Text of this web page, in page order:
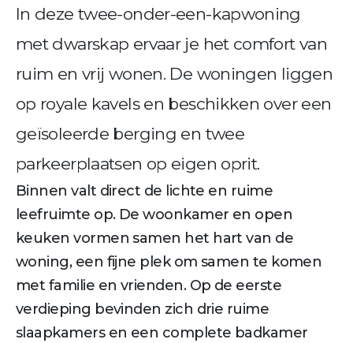
In deze twee-onder-een-kapwoning
met dwarskap ervaar je het comfort van
ruim en vrij wonen. De woningen liggen
op royale kavels en beschikken over een
geïsoleerde berging en twee
parkeerplaatsen op eigen oprit.
Binnen valt direct de lichte en ruime
leefruimte op. De woonkamer en open
keuken vormen samen het hart van de
woning, een fijne plek om samen te komen
met familie en vrienden. Op de eerste
verdieping bevinden zich drie ruime
slaapkamers en een complete badkamer